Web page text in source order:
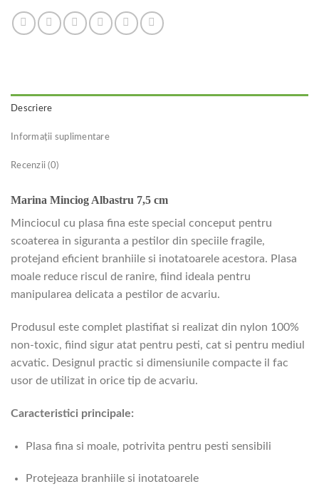
Descriere
Informații suplimentare
Recenzii (0)
Marina Minciog Albastru 7,5 cm
Minciocul cu plasa fina este special conceput pentru
scoaterea in siguranta a pestilor din speciile fragile,
protejand eficient branhiile si inotatoarele acestora. Plasa
moale reduce riscul de ranire, fiind ideala pentru
manipularea delicata a pestilor de acvariu.
Produsul este complet plastifiat si realizat din nylon 100%
non-toxic, fiind sigur atat pentru pesti, cat si pentru mediul
acvatic. Designul practic si dimensiunile compacte il fac
usor de utilizat in orice tip de acvariu.
Caracteristici principale:
Plasa fina si moale, potrivita pentru pesti sensibili
Protejeaza branhiile si inotatoarele